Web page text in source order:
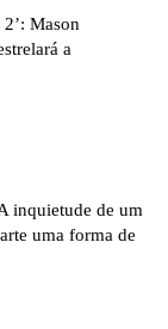
2’: Mason
a
inquietude de um
uma forma de